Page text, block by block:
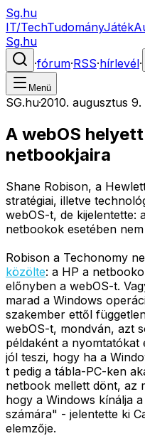
Sg.hu
IT/TechTudományJáték
Sg.hu
·fórum·RSS·hírlevél·
Menü
SG.hu·2010. augusztus 9.
A webOS
netbookjaira
Shane Robison, a
stratégiai, illetve
webOS-t, de kijelentette:
netbookok esetében
Robison a Techonomy
közölte: a HP a
előnyben a webOS-t.
marad a Windows
szakember ettől
webOS-t, mondván, azt
példaként a
jól teszi, hogy ha a
t pedig a tábla-PC-ken
netbook mellett dönt, az
hogy a Windows kínálja
számára" - jelentette ki
elemzője.